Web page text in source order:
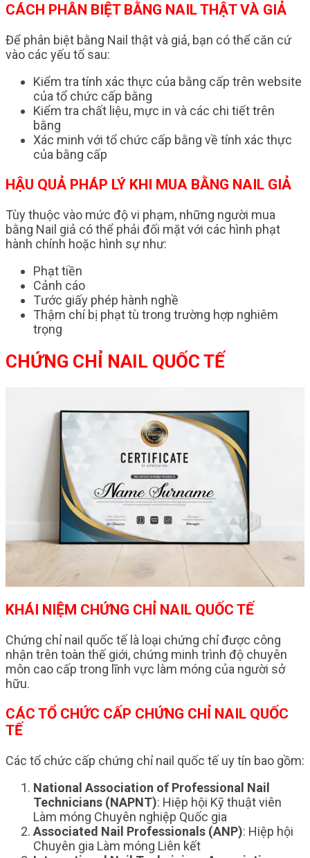
CÁCH PHÂN BIỆT BẰNG NAIL THẬT VÀ GIẢ
Để phân biệt bằng Nail thật và giả, bạn có thể căn cứ
vào các yếu tố sau:
Kiểm tra tính xác thực của bằng cấp trên website
của tổ chức cấp bằng
Kiểm tra chất liệu, mực in và các chi tiết trên
bằng
Xác minh với tổ chức cấp bằng về tính xác thực
của bằng cấp
HẬU QUẢ PHÁP LÝ KHI MUA BẰNG NAIL GIẢ
Tùy thuộc vào mức độ vi phạm, những người mua
bằng Nail giả có thể phải đối mặt với các hình phạt
hành chính hoặc hình sự như:
Phạt tiền
Cảnh cáo
Tước giấy phép hành nghề
Thậm chí bị phạt tù trong trường hợp nghiêm
trọng
CHỨNG CHỈ NAIL QUỐC TẾ
KHÁI NIỆM CHỨNG CHỈ NAIL QUỐC TẾ
Chứng chỉ nail quốc tế là loại chứng chỉ được công
nhận trên toàn thế giới, chứng minh trình độ chuyên
môn cao cấp trong lĩnh vực làm móng của người sở
hữu.
CÁC TỔ CHỨC CẤP CHỨNG CHỈ NAIL QUỐC
TẾ
Các tổ chức cấp chứng chỉ nail quốc tế uy tín bao gồm:
National Association of Professional Nail
Technicians (NAPNT): Hiệp hội Kỹ thuật viên
Làm móng Chuyên nghiệp Quốc gia
Associated Nail Professionals (ANP): Hiệp hội
Chuyên gia Làm móng Liên kết